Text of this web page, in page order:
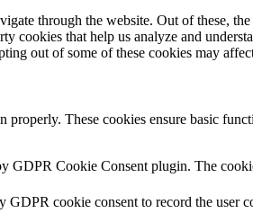
through the website. Out of these,
cookies that help us analyze and
out of some of these cookies may
These cookies ensure basic
GDPR Cookie Consent plugin. The
GDPR cookie consent to record the user